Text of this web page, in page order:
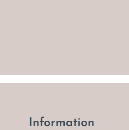
Information